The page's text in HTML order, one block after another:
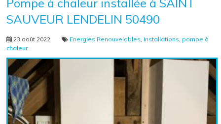
Pompe à chaleur installée à SAINT
SAUVEUR LENDELIN 50490
23 août 2022 Energies Renouvelables, Installations, pompe à
chaleur